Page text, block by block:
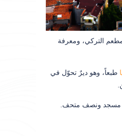
التركي، ومعرفة
طبعاً، وهو ديرٌ تحوّل في
مسجد ونصف متحف.